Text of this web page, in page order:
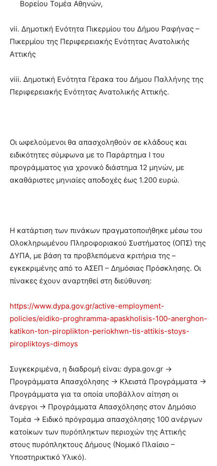
Βορείου Τομέα Αθηνών,
vii. Δημοτική Ενότητα Πικερμίου του Δήμου Ραφήνας –
Πικερμίου της Περιφερειακής Ενότητας Ανατολικής
Αττικής
viii. Δημοτική Ενότητα Γέρακα του Δήμου Παλλήνης της
Περιφερειακής Ενότητας Ανατολικής Αττικής.
Οι ωφελούμενοι θα απασχοληθούν σε κλάδους και
ειδικότητες σύμφωνα με το Παράρτημα Ι του
προγράμματος για χρονικό διάστημα 12 μηνών, με
ακαθάριστες μηνιαίες αποδοχές έως 1.200 ευρώ.
Η κατάρτιση των πινάκων πραγματοποιήθηκε μέσω του
Ολοκληρωμένου Πληροφοριακού Συστήματος (ΟΠΣ) της
ΔΥΠΑ, με βάση τα προβλεπόμενα κριτήρια της –
εγκεκριμένης από το ΑΣΕΠ – Δημόσιας Πρόσκλησης. Οι
πίνακες έχουν αναρτηθεί στη διεύθυνση:
https://www.dypa.gov.gr/active-employment-
policies/eidiko-proghramma-apaskholisis-100-anerghon-
katikon-ton-piroplikton-periokhwn-tis-attikis-stoys-
piropliktoys-dimoys
Συγκεκριμένα, η διαδρομή είναι: dypa.gov.gr →
Προγράμματα Απασχόλησης → Κλειστά Προγράμματα →
Προγράμματα για τα οποία υποβάλλον αίτηση οι
άνεργοι → Προγράμματα Απασχόλησης στον Δημόσιο
Τομέα → Ειδικό πρόγραμμα απασχόλησης 100 ανέργων
κατοίκων των πυρόπληκτων περιοχών της Αττικής
στους πυρόπληκτους Δήμους (Νομικό Πλαίσιο –
Υποστηρικτικό Υλικό).